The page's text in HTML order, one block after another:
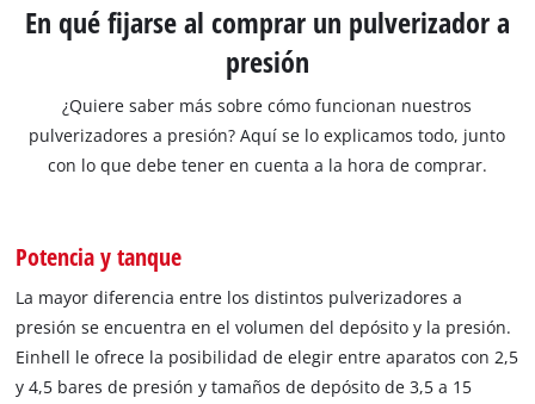
En qué fijarse al comprar un pulverizador a
presión
¿Quiere saber más sobre cómo funcionan nuestros
pulverizadores a presión? Aquí se lo explicamos todo, junto
con lo que debe tener en cuenta a la hora de comprar.
Potencia y tanque
La mayor diferencia entre los distintos pulverizadores a
presión se encuentra en el volumen del depósito y la presión.
Einhell le ofrece la posibilidad de elegir entre aparatos con 2,5
y 4,5 bares de presión y tamaños de depósito de 3,5 a 15